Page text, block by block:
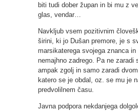
biti tudi dober župan in bi mu z
glas, vendar…
Navkljub vsem pozitivnim
širini, ki jo Dušan premore, je s
marsikaterega svojega znanca
nemajhno zadrego. Pa ne zaradi
ampak zgolj in samo zaradi
katero se je obdal, oz. se mu je
predvolilnem času.
Javna podpora nekdanjega